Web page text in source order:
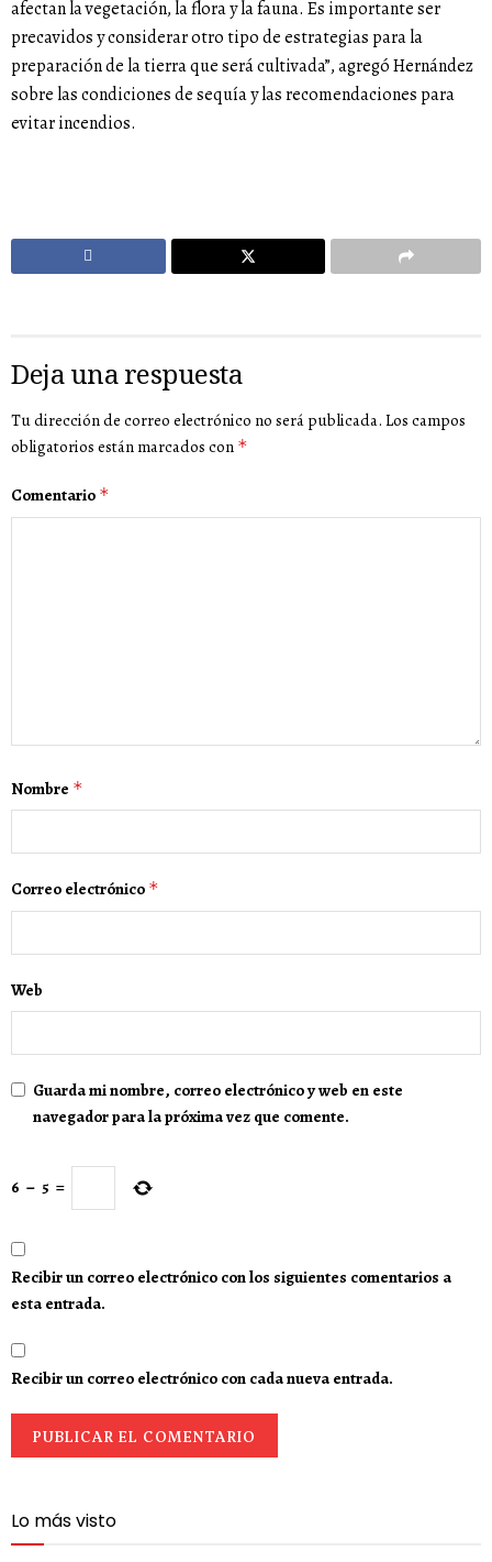
afectan la vegetación, la flora y la fauna. Es importante ser
precavidos y considerar otro tipo de estrategias para la
preparación de la tierra que será cultivada”, agregó Hernández
sobre las condiciones de sequía y las recomendaciones para
evitar incendios.
Deja una respuesta
Tu dirección de correo electrónico no será publicada. Los campos
obligatorios están marcados con *
Comentario *
Nombre *
Correo electrónico *
Web
Guarda mi nombre, correo electrónico y web en este
navegador para la próxima vez que comente.
6 − 5 =
Recibir un correo electrónico con los siguientes comentarios a
esta entrada.
Recibir un correo electrónico con cada nueva entrada.
Lo más visto